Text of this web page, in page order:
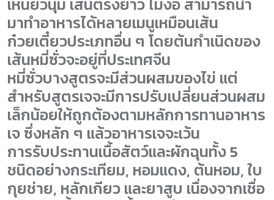
มาทำอาหารได้หลายเมนูเหมือนเส้น
ก๋วยเตี๋ยวประเภทอื่น ๆ โดยต้นกำเนิดของ
เส้นหมี่ซั่วจะอยู่ที่ประเทศจีน
หมี่ซั่วบางสูตรจะมีส่วนผสมของไข่ แต่
สำหรับสูตรเจจะมีการปรับเปลี่ยนส่วนผสม
เล็กน้อยให้ถูกต้องตามหลักการทานอาหาร
เจ ซึ่งหลัก ๆ แล้วอาหารเจจะเว้น
การรับประทานเนื้อสัตว์และผักฉุนทั้ง 5
ชนิดอย่างกระเทียม, หอมแดง, ต้นหอม, ใบ
กุยช่าย, หลักเกียว และยาสูบ เนื่องจากเชื่อ